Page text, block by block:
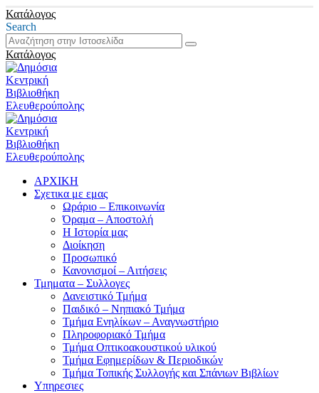
Κατάλογος
Search
Κατάλογος
ΑΡΧΙΚΗ
Σχετικα με εμας
Ωράριο – Επικοινωνία
Όραμα – Αποστολή
Η Ιστορία μας
Διοίκηση
Προσωπικό
Κανονισμοί – Αιτήσεις
Τμηματα – Συλλογες
Δανειστικό Τμήμα
Παιδικό – Νηπιακό Τμήμα
Τμήμα Ενηλίκων – Αναγνωστήριο
Πληροφοριακό Τμήμα
Τμήμα Οπτικοακουστικού υλικού
Τμήμα Εφημερίδων & Περιοδικών
Τμήμα Τοπικής Συλλογής και Σπάνιων Βιβλίων
Υπηρεσιες